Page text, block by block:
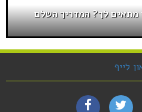
מתאים לך? המדריך השלם